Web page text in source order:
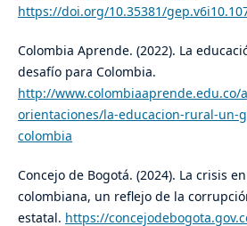
https://doi.org/10.35381/
Colombia Aprende. (2022). La
desafío para Colombia.
http://www.colombiaaprende.edu.co/
orientaciones/la-educacion-rural-un-
colombia
Concejo de Bogotá. (2024). La crisis
colombiana, un reflejo de la
estatal. https://